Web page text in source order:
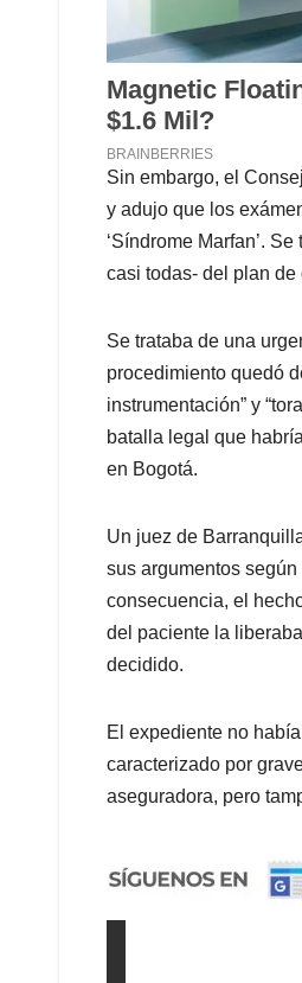
Sin embargo, el
y adujo que los
‘Síndrome Marfan’.
casi todas- del plan de
Se trataba de una
procedimiento quedó
instrumentación” y
batalla legal que
en Bogotá.
Un juez de
sus argumentos
consecuencia, el
del paciente la
decidido.
El expediente no
caracterizado por
aseguradora, pero